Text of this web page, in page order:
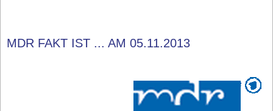
MDR FAKT IST ... AM 05.11.2013